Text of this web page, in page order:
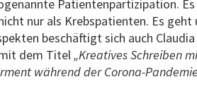
Patientenpartizipation.
nur als Krebspatienten. Es
beschäftigt sich auch
dem Titel„Kreatives Schreiben
während der Corona-